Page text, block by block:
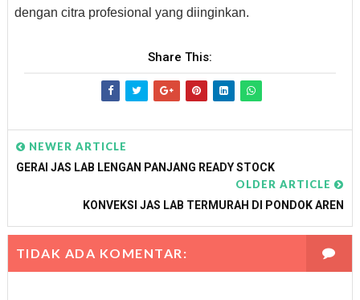
dengan citra profesional yang diinginkan.
Share This:
NEWER ARTICLE
GERAI JAS LAB LENGAN PANJANG READY STOCK
OLDER ARTICLE
KONVEKSI JAS LAB TERMURAH DI PONDOK AREN
TIDAK ADA KOMENTAR: